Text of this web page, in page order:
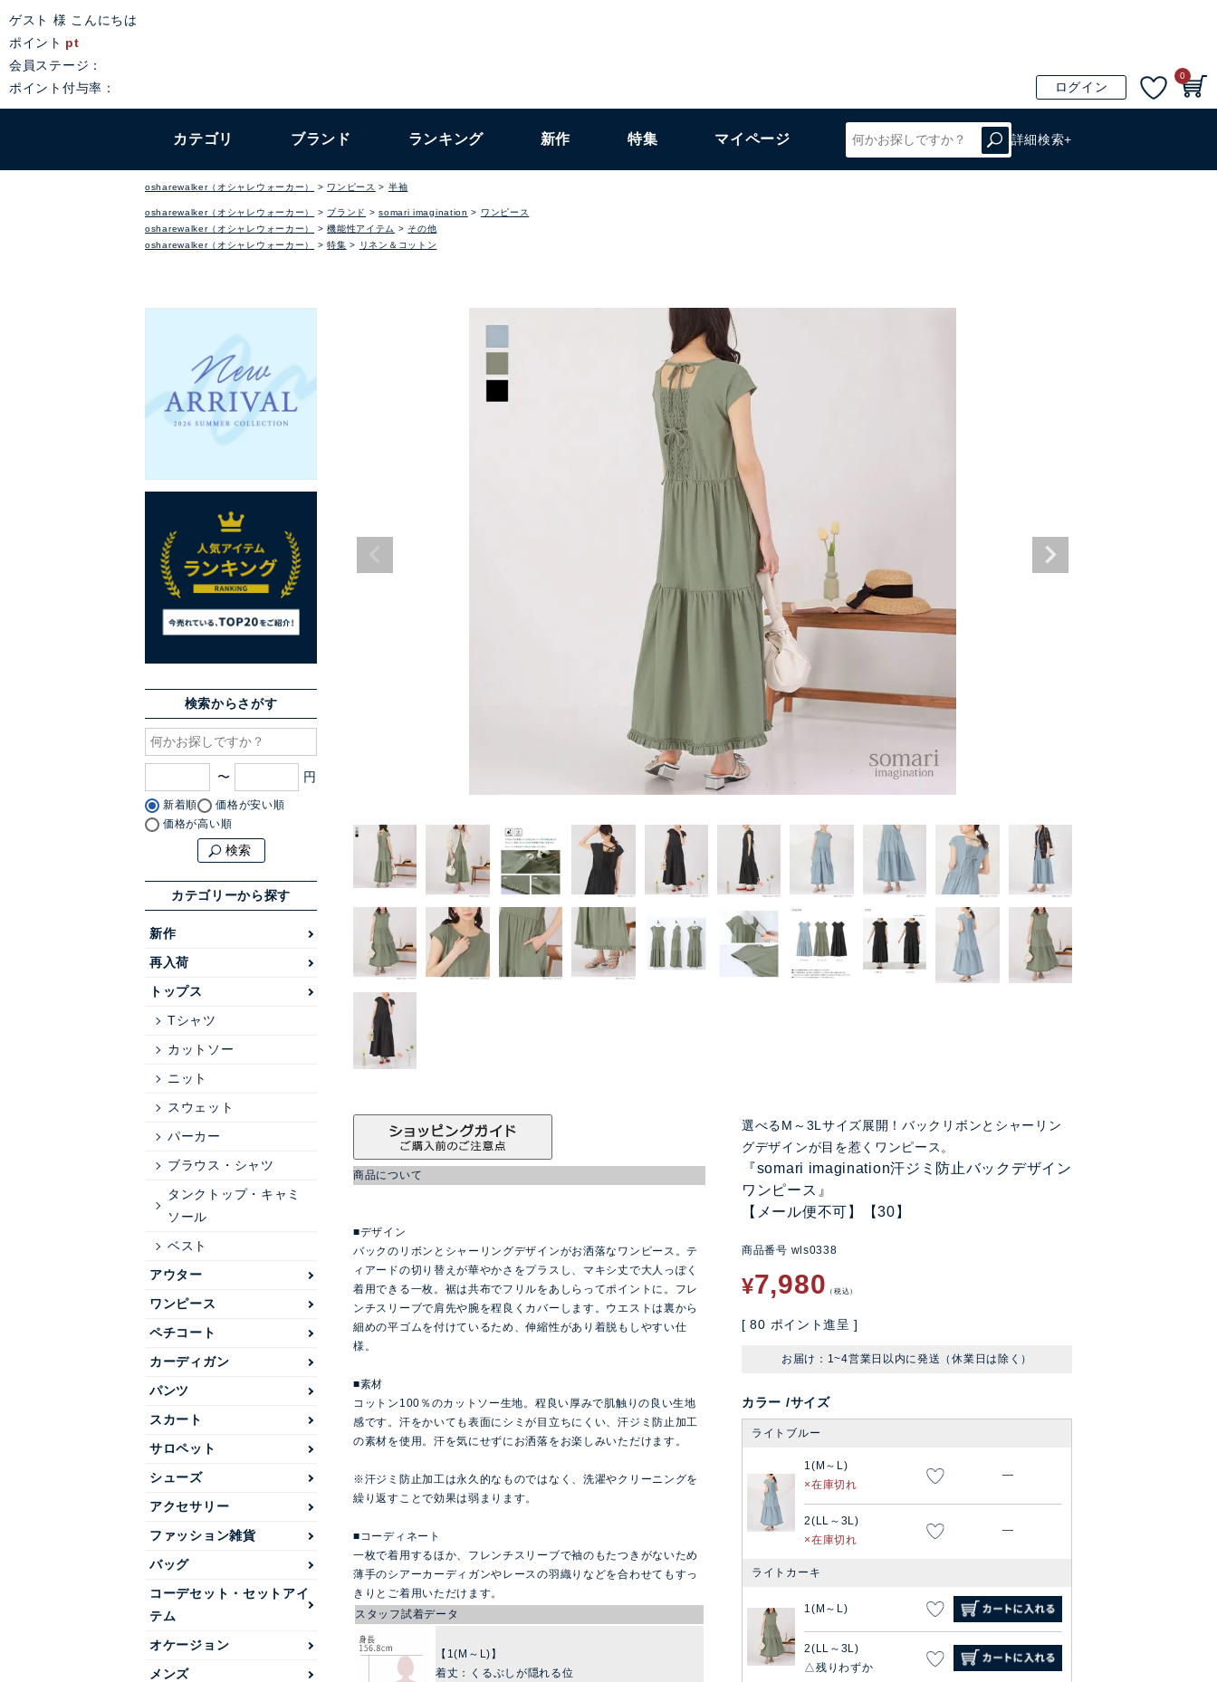
ゲスト 様 こんにちは
ポイント pt
会員ステージ：
ポイント付与率：
ログイン
0
カテゴリ ブランド ランキング 新作 特集 マイページ 詳細検索+
osharewalker（オシャレウォーカー） ワンピース 半袖
osharewalker（オシャレウォーカー） ブランド somari imagination
ワンピース
osharewalker（オシャレウォーカー）
機能性アイテム
その他
osharewalker（オシャレウォーカー）
特集 リネン＆コットン
検索からさがす
〜
新着順
価格が安い順
価格が高い順
検索
カテゴリーから探す
新作
再入荷
トップス
Tシャツ
カットソー
ニット
スウェット
パーカー
ブラウス・シャツ
タンクトップ・キャミ
ソール
ベスト
アウター
ワンピース
ペチコート
カーディガン
パンツ
スカート
サロペット
シューズ
アクセサリー
ファッション雑貨
バッグ
コーデセット・セットアイ
テム
オケージョン
メンズ
選べるM～3Lサイズ展開！バックリボンとシャーリン
グデザインが目を惹くワンピース。
『somari imagination汗ジミ防止バックデザイン
ワンピース』
【メール便不可】【30】
商品番号 wls0338
¥7,980 税込
[ 80 ポイント進呈 ]
お届け：1~4営業日以内に発送（休業日は除く）
カラー サイズ
ライトブルー
1(M～L)
在庫切れ
—
2(LL～3L)
在庫切れ
—
ライトカーキ
1(M～L)
2(LL～3L)
残りわずか
商品について
■デザイン
バックのリボンとシャーリングデザインがお洒落なワンピース。テ
ィアードの切り替えが華やかさをプラスし、マキシ丈で大人っぽく
着用できる一枚。裾は共布でフリルをあしらってポイントに。フレ
ンチスリーブで肩先や腕を程良くカバーします。ウエストは裏から
細めの平ゴムを付けているため、伸縮性があり着脱もしやすい仕
様。
■素材
コットン100％のカットソー生地。程良い厚みで肌触りの良い生地
感です。汗をかいても表面にシミが目立ちにくい、汗ジミ防止加工
の素材を使用。汗を気にせずにお洒落をお楽しみいただけます。
※汗ジミ防止加工は永久的なものではなく、洗濯やクリーニングを
繰り返すことで効果は弱まります。
■コーディネート
一枚で着用するほか、フレンチスリーブで袖のもたつきがないため
薄手のシアーカーディガンやレースの羽織りなどを合わせてもすっ
きりとご着用いただけます。
スタッフ試着データ
【1(M～L)】
着丈：くるぶしが隠れる位